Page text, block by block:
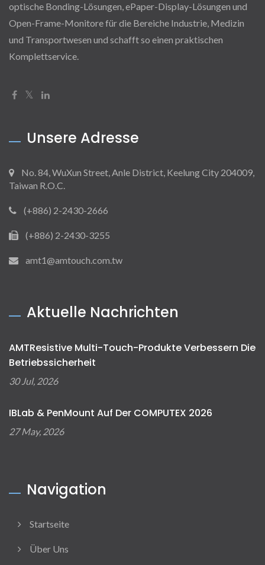
optische Bonding-Lösungen, ePaper-Display-Lösungen und
Open-Frame-Monitore für die Bereiche Industrie, Medizin
und Transportwesen und schafft so einen praktischen
Komplettservice.
Unsere Adresse
No. 84, WuXun Street, Anle District, Keelung City 204009,
Taiwan R.O.C.
(+886) 2-2430-2666
(+886) 2-2430-3255
amt1@amtouch.com.tw
Aktuelle Nachrichten
AMTResistive Multi-Touch-Produkte Verbessern Die
Betriebssicherheit
30 Jul, 2026
IBLab & PenMount Auf Der COMPUTEX 2026
27 May, 2026
Navigation
Startseite
Über Uns